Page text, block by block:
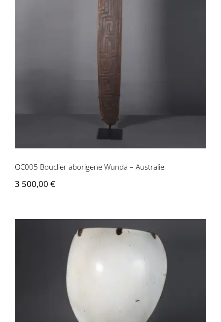
OC005 Bouclier aborigene Wunda –
Australie
OC005 Bouclier aborigene Wunda – Australie
3 500,00 €
OC018 Pectoral Gam en coquillage
melo-melo – Papouasie-Nouvelle-